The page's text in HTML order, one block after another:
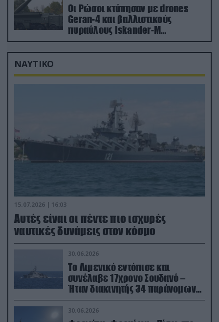
Οι Ρώσοι κτύπησαν με drones
Geran-4 και βαλλιστικούς
πυραύλους Iskander-M
ουκρανικό τρένο με στρατιωτικό
εξοπλισμό
ΝΑΥΤΙΚΟ
15.07.2026 | 16:03
Aυτές είναι οι πέντε πιο ισχυρές
ναυτικές δυνάμεις στον κόσμο
30.06.2026
Το Λιμενικό εντόπισε και
συνέλαβε 17χρονο Σουδανό –
Ήταν διακινητής 34 παράνομων
μεταναστών
30.06.2026